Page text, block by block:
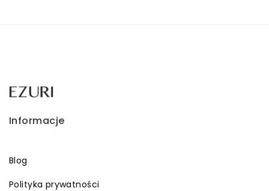
Informacje
Blog
Polityka prywatności